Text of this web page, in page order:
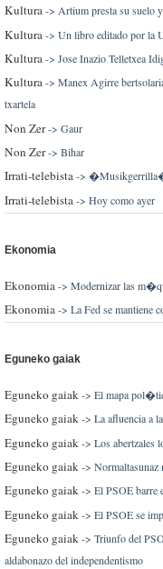
Kultura-> Artium presta su suelo
Kultura -> Un libro editado por la
Kultura-> Jose Inazio Telletxea
Kultura-> Manex Agirre
txartela
Non Zer-> Gaur
Non Zer-> Bihar
Irrati-telebista-> �Musikgerrilla�,
Irrati-telebista-> Hoy como ayer
Ekonomia
Ekonomia-> Modernizar las
Ekonomia-> La Fed se
Eguneko gaiak
Eguneko gaiak-> El mapa
Eguneko gaiak-> La afluencia a
Eguneko gaiak-> Los abertzales
Eguneko gaiak-> Normaltasunaz
Eguneko gaiak-> El PSOE barre
Eguneko gaiak-> El PSOE se
Eguneko gaiak-> Triunfo del
aldabonazo del independentismo